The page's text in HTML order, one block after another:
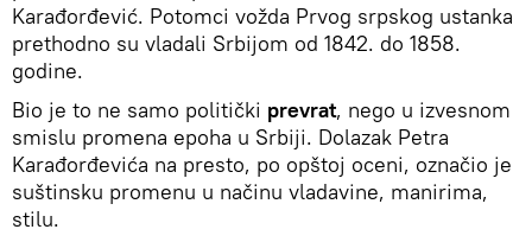
Karađorđević. Potomci vožda Prvog srpskog ustanka
prethodno su vladali Srbijom od 1842. do 1858.
godine.
Bio je to ne samo politički prevrat, nego u izvesnom
smislu promena epoha u Srbiji. Dolazak Petra
Karađorđevića na presto, po opštoj oceni, označio je
suštinsku promenu u načinu vladavine, manirima,
stilu.